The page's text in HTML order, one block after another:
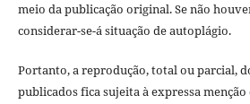
meio da publicação original. Se não
considerar-se-á situação de autoplágio.
Portanto, a reprodução, total ou parcial,
publicados fica sujeita à expressa